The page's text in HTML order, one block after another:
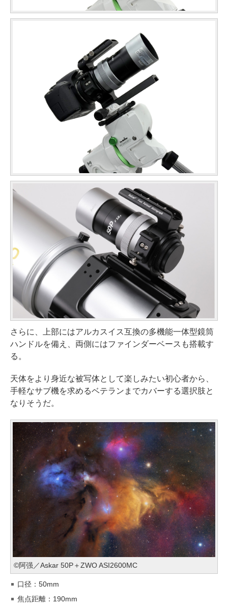
さらに、上部にはアルカスイス互換の多機能一体型鏡筒
ハンドルを備え、両側にはファインダーベースも搭載す
る。
天体をより身近な被写体として楽しみたい初心者から、
手軽なサブ機を求めるベテランまでカバーする選択肢と
なりそうだ。
©阿强／Askar 50P＋ZWO ASI2600MC
口径：50mm
焦点距離：190mm